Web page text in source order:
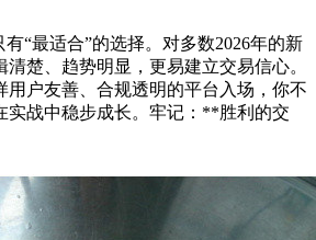
“最适合”的选择。对多数2026年的新
楚、趋势明显，更易建立交易信心。
用户友善、合规透明的平台入场，你不
实战中稳步成长。牢记：**胜利的交